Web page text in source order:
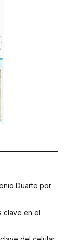
Duarte por
clave en el